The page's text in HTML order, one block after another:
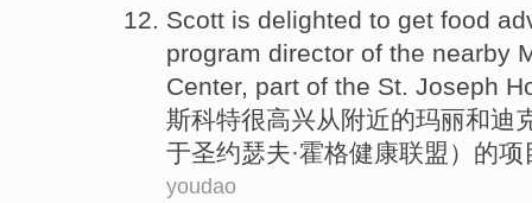
Scott is delighted to get food
program director of the nearby
Center, part of the St. Joseph
斯科特很高兴从 附近的玛丽和迪
于圣约瑟夫·霍格健康联盟） 的项
youdao